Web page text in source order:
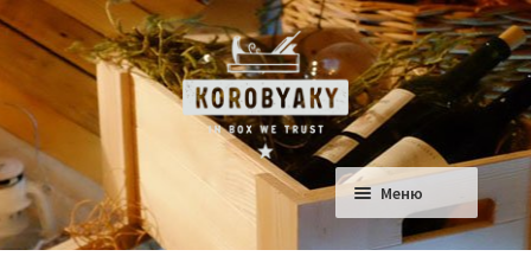
Перейти
навигации
Перейти
содержимому
Меню
Ящики для Дома